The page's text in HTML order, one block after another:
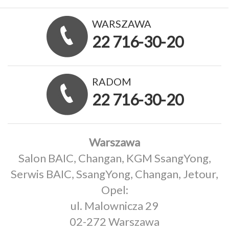
WARSZAWA
22 716-30-20
RADOM
22 716-30-20
Warszawa
Salon BAIC, Changan, KGM SsangYong,
Serwis BAIC, SsangYong, Changan, Jetour,
Opel:
ul. Malownicza 29
02-272 Warszawa